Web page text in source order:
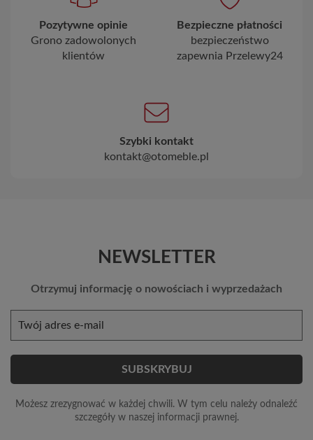
Pozytywne opinie
Grono zadowolonych
klientów
Bezpieczne płatności
bezpieczeństwo
zapewnia Przelewy24
Szybki kontakt
kontakt@otomeble.pl
NEWSLETTER
Otrzymuj informację o nowościach i wyprzedażach
Możesz zrezygnować w każdej chwili. W tym celu należy odnaleźć
szczegóły w naszej informacji prawnej.